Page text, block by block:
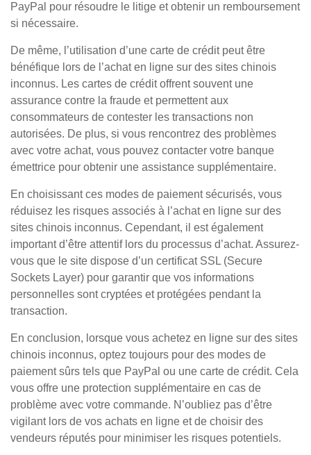
PayPal pour résoudre le litige et obtenir un remboursement
si nécessaire.
De même, l’utilisation d’une carte de crédit peut être
bénéfique lors de l’achat en ligne sur des sites chinois
inconnus. Les cartes de crédit offrent souvent une
assurance contre la fraude et permettent aux
consommateurs de contester les transactions non
autorisées. De plus, si vous rencontrez des problèmes
avec votre achat, vous pouvez contacter votre banque
émettrice pour obtenir une assistance supplémentaire.
En choisissant ces modes de paiement sécurisés, vous
réduisez les risques associés à l’achat en ligne sur des
sites chinois inconnus. Cependant, il est également
important d’être attentif lors du processus d’achat. Assurez-
vous que le site dispose d’un certificat SSL (Secure
Sockets Layer) pour garantir que vos informations
personnelles sont cryptées et protégées pendant la
transaction.
En conclusion, lorsque vous achetez en ligne sur des sites
chinois inconnus, optez toujours pour des modes de
paiement sûrs tels que PayPal ou une carte de crédit. Cela
vous offre une protection supplémentaire en cas de
problème avec votre commande. N’oubliez pas d’être
vigilant lors de vos achats en ligne et de choisir des
vendeurs réputés pour minimiser les risques potentiels.